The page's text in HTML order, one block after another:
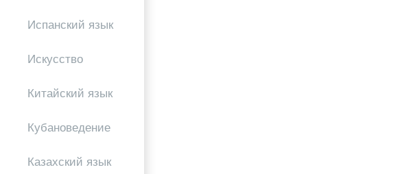
Испанский язык
Искусство
Китайский язык
Кубановедение
Казахский язык